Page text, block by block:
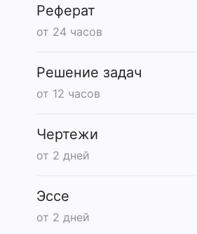
Реферат
от 24 часов
Решение задач
от 12 часов
Чертежи
от 2 дней
Эссе
от 2 дней